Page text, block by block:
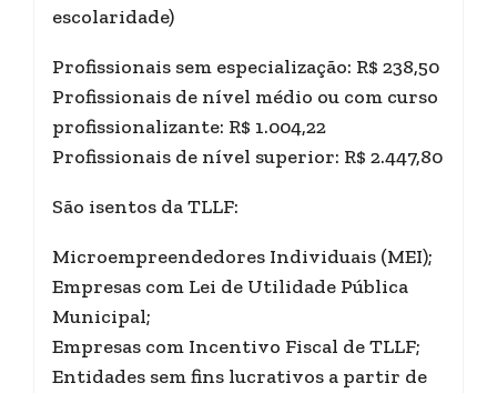
escolaridade)
Profissionais sem especialização: R$ 238,50
Profissionais de nível médio ou com curso
profissionalizante: R$ 1.004,22
Profissionais de nível superior: R$ 2.447,80
São isentos da TLLF:
Microempreendedores Individuais (MEI);
Empresas com Lei de Utilidade Pública
Municipal;
Empresas com Incentivo Fiscal de TLLF;
Entidades sem fins lucrativos a partir de